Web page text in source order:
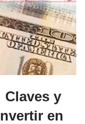
y
en